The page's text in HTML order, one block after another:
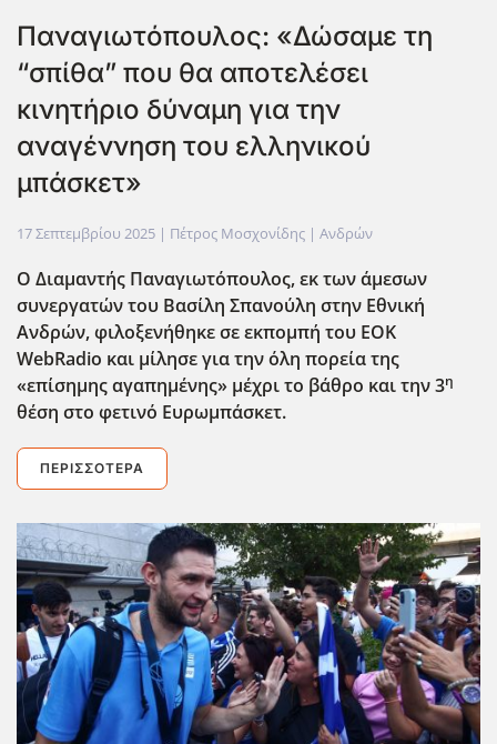
Παναγιωτόπουλος: «Δώσαμε τη
“σπίθα” που θα αποτελέσει
κινητήριο δύναμη για την
αναγέννηση του ελληνικού
μπάσκετ»
17 Σεπτεμβρίου 2025 | Πέτρος Μοσχονίδης | Ανδρών
Ο Διαμαντής Παναγιωτόπουλος, εκ των άμεσων
συνεργατών του Βασίλη Σπανούλη στην Εθνική
Ανδρών, φιλοξενήθηκε σε εκπομπή του EOK
WebRadio και μίλησε για την όλη πορεία της
«επίσημης αγαπημένης» μέχρι το βάθρο και την 3η
θέση στο φετινό Ευρωμπάσκετ.
ΠΕΡΙΣΣΌΤΕΡΑ